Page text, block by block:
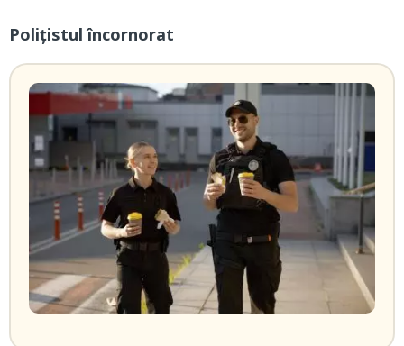
Poliţistul încornorat